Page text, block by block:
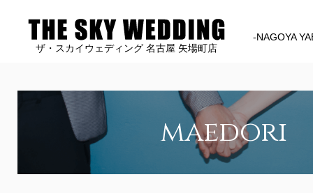
ザ・スカイウェディング 名古屋 矢場町店
-NAGOYA
maedori